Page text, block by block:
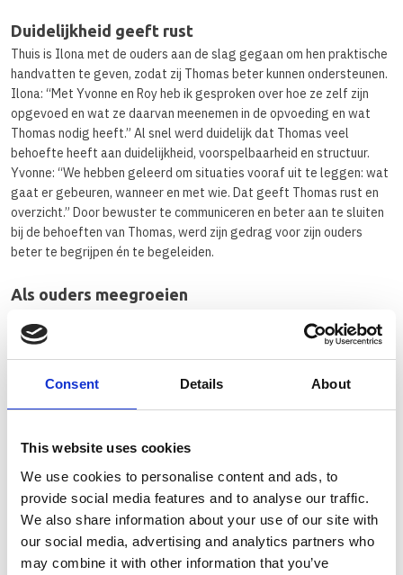
Consent Details About
This website uses cookies
We use cookies to personalise content and ads, to
provide social media features and to analyse our traffic.
We also share information about your use of our site with
our social media, advertising and analytics partners who
may combine it with other information that you’ve
Duidelijkheid geeft rust
Thuis is Ilona met de ouders aan de slag gegaan om hen praktische
handvatten te geven, zodat zij Thomas beter kunnen ondersteunen.
Ilona: “Met Yvonne en Roy heb ik gesproken over hoe ze zelf zijn
opgevoed en wat ze daarvan meenemen in de opvoeding en wat
Thomas nodig heeft.” Al snel werd duidelijk dat Thomas veel
behoefte heeft aan duidelijkheid, voorspelbaarheid en structuur.
Yvonne: “We hebben geleerd om situaties vooraf uit te leggen: wat
gaat er gebeuren, wanneer en met wie. Dat geeft Thomas rust en
overzicht.” Door bewuster te communiceren en beter aan te sluiten
bij de behoeften van Thomas, werd zijn gedrag voor zijn ouders
beter te begrijpen én te begeleiden.
Als ouders meegroeien
laten groeien, moesten wij als ouders ook groeien. Ik heb geleerd
om meer over gevoelens te praten. Dat vond ik lastig maar het
helpt Thomas echt.” Het terugkijken van videobeelden van
heeft meer verwerkingstijd nodig. Nu geven we hem die ruimte en
dat maakt een groot verschil.”
Klaar voor de volgende stap
Yvonne en Roy vinden het ook mooi dat Thomas zich van een timide
jongetje heeft ontwikkeld tot een jongen die steeds meer en